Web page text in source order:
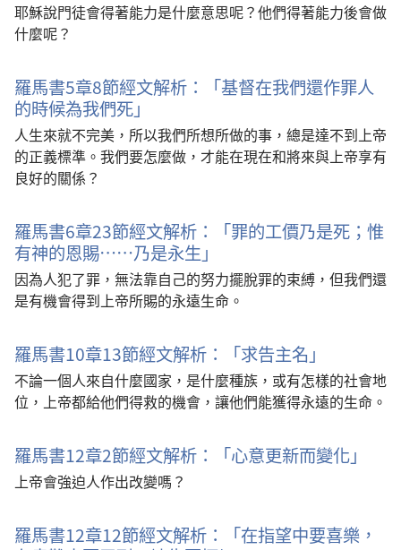
耶穌說門徒會得著能力是什麼意思呢？他們得著能力後會做
什麼呢？
羅馬書5章8節經文解析：「基督在我們還作罪人
的時候為我們死」
人生來就不完美，所以我們所想所做的事，總是達不到上帝
的正義標準。我們要怎麼做，才能在現在和將來與上帝享有
良好的關係？
羅馬書6章23節經文解析：「罪的工價乃是死；惟
有神的恩賜……乃是永生」
因為人犯了罪，無法靠自己的努力擺脫罪的束縛，但我們還
是有機會得到上帝所賜的永遠生命。
羅馬書10章13節經文解析：「求告主名」
不論一個人來自什麼國家，是什麼種族，或有怎樣的社會地
位，上帝都給他們得救的機會，讓他們能獲得永遠的生命。
羅馬書12章2節經文解析：「心意更新而變化」
上帝會強迫人作出改變嗎？
羅馬書12章12節經文解析：「在指望中要喜樂，